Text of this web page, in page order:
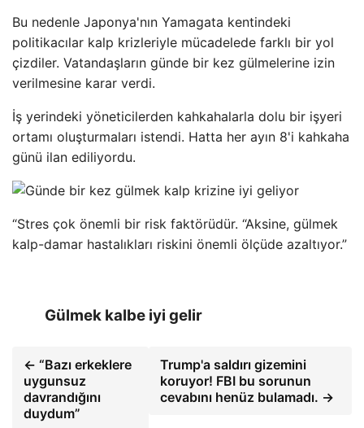
Bu nedenle Japonya'nın Yamagata kentindeki
politikacılar kalp krizleriyle mücadelede farklı bir yol
çizdiler. Vatandaşların günde bir kez gülmelerine izin
verilmesine karar verdi.
İş yerindeki yöneticilerden kahkahalarla dolu bir işyeri
ortamı oluşturmaları istendi. Hatta her ayın 8'i kahkaha
günü ilan ediliyordu.
“Stres çok önemli bir risk faktörüdür. “Aksine, gülmek
kalp-damar hastalıkları riskini önemli ölçüde azaltıyor.”
Gülmek kalbe iyi gelir
← “Bazı erkeklere
uygunsuz
davrandığını
duydum”
Trump'a saldırı gizemini
koruyor! FBI bu sorunun
cevabını henüz bulamadı. →